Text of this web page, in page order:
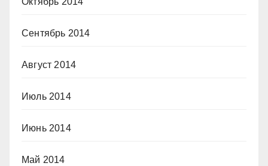
Сентябрь 2014
Август 2014
Июль 2014
Июнь 2014
Май 2014